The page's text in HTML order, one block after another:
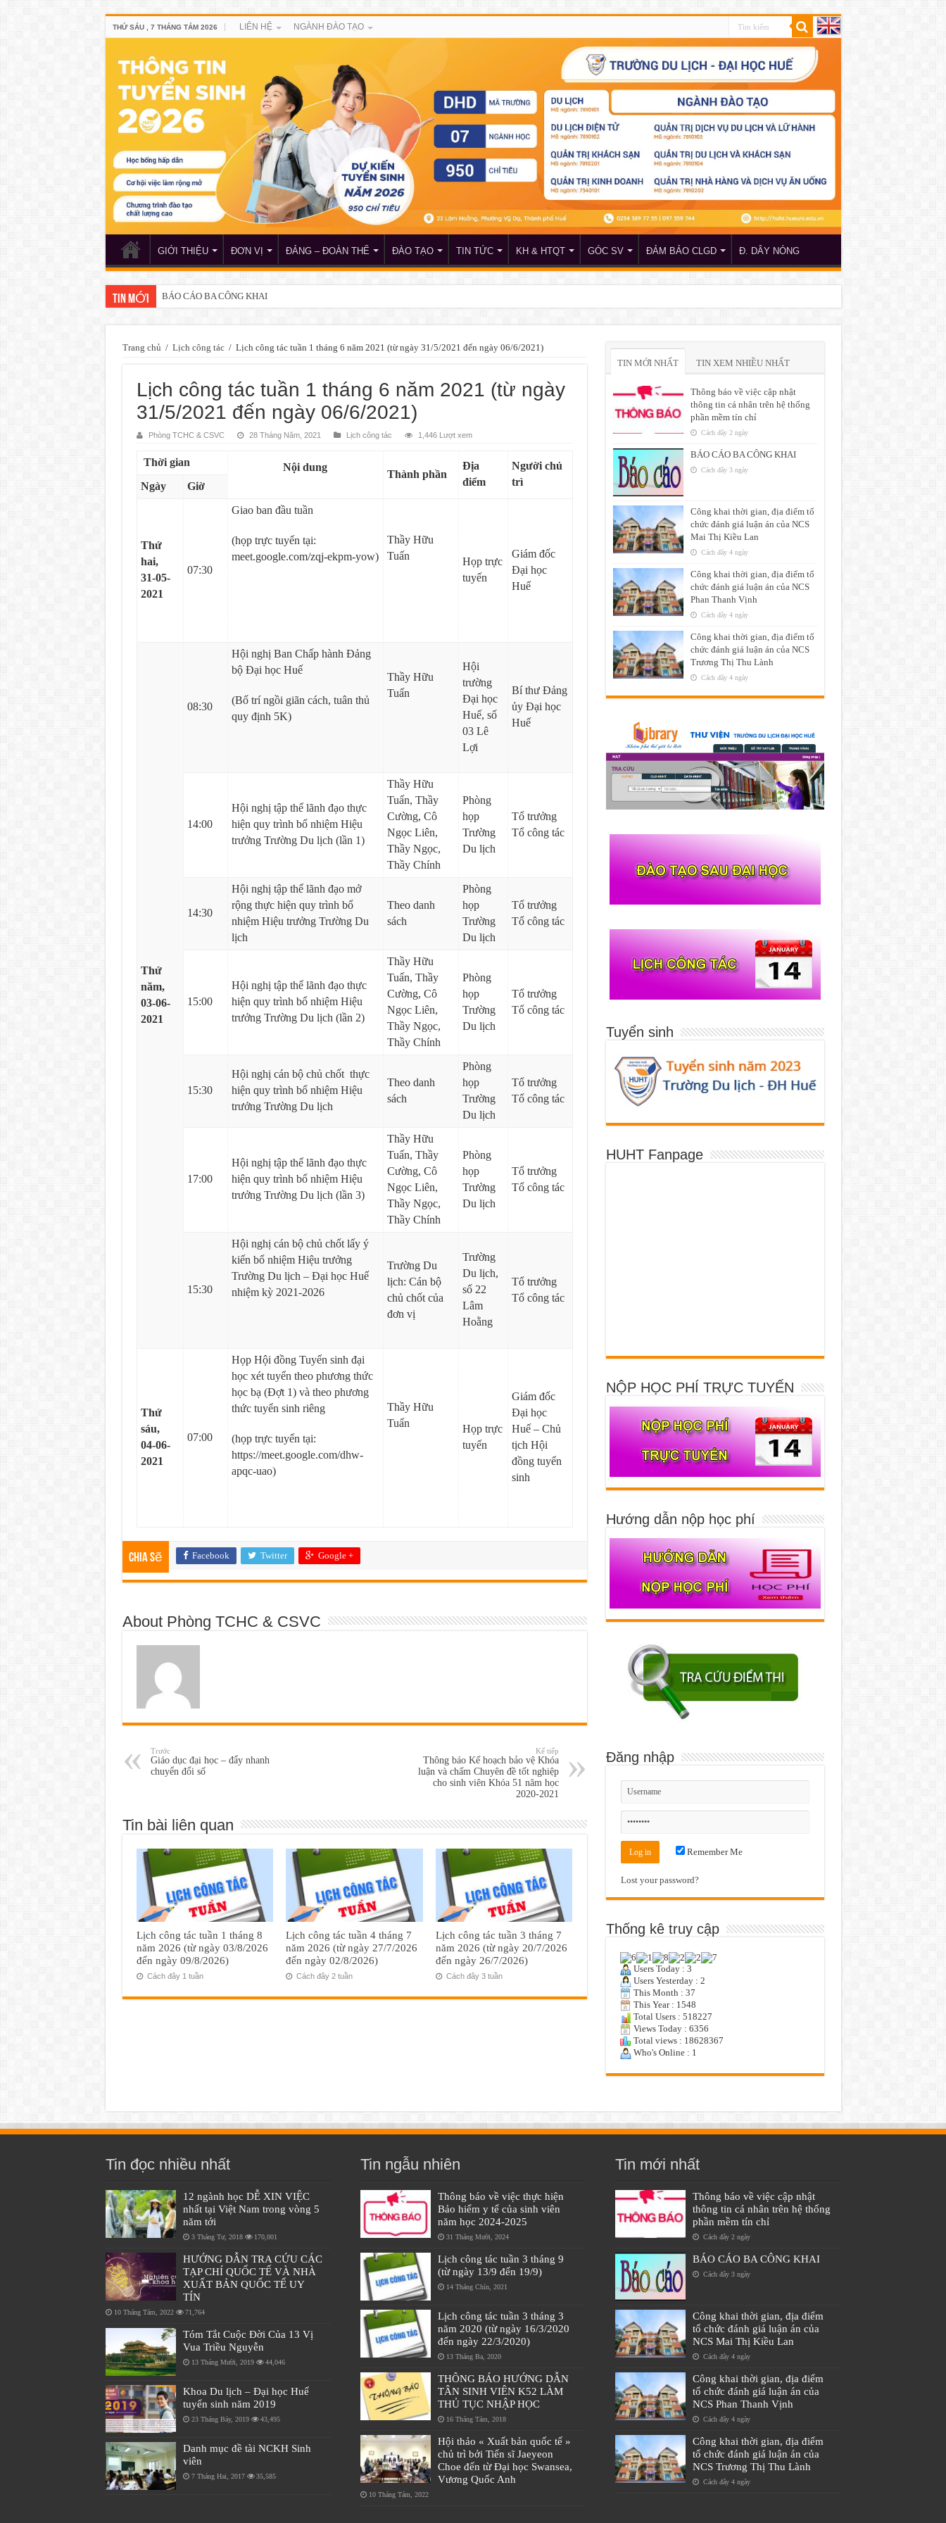
THỨ SÁU , 7 THÁNG TÁM 2026 LIÊN HỆ NGÀNH ĐÀO TẠO
GIỚI THIỆU ĐƠN VỊ ĐẢNG – ĐOÀN THỂ ĐÀO TẠO TIN TỨC KH & HTQT GÓC SV ĐẢM BẢO CLGD Đ. DÂY NÓNG
TIN MỚI BÁO CÁO BA CÔNG KHAI
Trang chủ / Lịch công tác / Lịch công tác tuần 1 tháng 6 năm 2021 (từ ngày 31/5/2021 đến ngày 06/6/2021)
Lịch công tác tuần 1 tháng 6 năm 2021 (từ ngày
31/5/2021 đến ngày 06/6/2021)
Phòng TCHC & CSVC 28 Tháng Năm, 2021 Lịch công tác 1,446 Lượt xem
Thời gian Nội dung
Thành phần
Địa
điểm
Người chủ
trì
Ngày Giờ
Thứ
hai,
31-05-
2021
07:30
Giao ban đầu tuần
(họp trực tuyến tại:
meet.google.com/zqj-ekpm-yow)
Thầy Hữu
Tuấn
Họp trực
tuyến
Giám đốc
Đại học
Huế
Thứ
năm,
03-06-
2021
08:30
Hội nghị Ban Chấp hành Đảng
bộ Đại học Huế
(Bố trí ngồi giãn cách, tuân thủ
quy định 5K)
Thầy Hữu
Tuấn
Hội
trường
Đại học
Huế, số
03 Lê
Lợi
Bí thư Đảng
ủy Đại học
Huế
14:00
Hội nghị tập thể lãnh đạo thực
hiện quy trình bổ nhiệm Hiệu
trưởng Trường Du lịch (lần 1)
Thầy Hữu
Tuấn, Thầy
Cường, Cô
Ngọc Liên,
Thầy Ngọc,
Thầy Chính
Phòng
họp
Trường
Du lịch
Tổ trưởng
Tổ công tác
14:30
Hội nghị tập thể lãnh đạo mở
rộng thực hiện quy trình bổ
nhiệm Hiệu trưởng Trường Du
lịch
Theo danh
sách
Phòng
họp
Trường
Du lịch
Tổ trưởng
Tổ công tác
15:00
Hội nghị tập thể lãnh đạo thực
hiện quy trình bổ nhiệm Hiệu
trưởng Trường Du lịch (lần 2)
Thầy Hữu
Tuấn, Thầy
Cường, Cô
Ngọc Liên,
Thầy Ngọc,
Thầy Chính
Phòng
họp
Trường
Du lịch
Tổ trưởng
Tổ công tác
15:30
Hội nghị cán bộ chủ chốt thực
hiện quy trình bổ nhiệm Hiệu
trưởng Trường Du lịch
Theo danh
sách
Phòng
họp
Trường
Du lịch
Tổ trưởng
Tổ công tác
17:00
Hội nghị tập thể lãnh đạo thực
hiện quy trình bổ nhiệm Hiệu
trưởng Trường Du lịch (lần 3)
Thầy Hữu
Tuấn, Thầy
Cường, Cô
Ngọc Liên,
Thầy Ngọc,
Thầy Chính
Phòng
họp
Trường
Du lịch
Tổ trưởng
Tổ công tác
15:30
Hội nghị cán bộ chủ chốt lấy ý
kiến bổ nhiệm Hiệu trưởng
Trường Du lịch – Đại học Huế
nhiệm kỳ 2021-2026
Trường Du
lịch: Cán bộ
chủ chốt của
đơn vị
Trường
Du lịch,
số 22
Lâm
Hoằng
Tổ trưởng
Tổ công tác
Thứ
sáu,
04-06-
2021
07:00
Họp Hội đồng Tuyển sinh đại
học xét tuyển theo phương thức
học bạ (Đợt 1) và theo phương
thức tuyển sinh riêng
(họp trực tuyến tại:
https://meet.google.com/dhw-
apqc-uao)
Thầy Hữu
Tuấn
Họp trực
tuyến
Giám đốc
Đại học
Huế – Chủ
tịch Hội
đồng tuyển
sinh
Chia sẽ Facebook Twitter Google +
About Phòng TCHC & CSVC
Trước
Giáo dục đại học – đẩy nhanh
chuyển đổi số
Kế tiếp
Thông báo Kế hoạch bảo vệ Khóa
luận và chấm Chuyên đề tốt nghiệp
cho sinh viên Khóa 51 năm học
2020-2021
Tin bài liên quan
Lịch công tác tuần 1 tháng 8
năm 2026 (từ ngày 03/8/2026
đến ngày 09/8/2026)
Cách đây 1 tuần
Lịch công tác tuần 4 tháng 7
năm 2026 (từ ngày 27/7/2026
đến ngày 02/8/2026)
Cách đây 2 tuần
Lịch công tác tuần 3 tháng 7
năm 2026 (từ ngày 20/7/2026
đến ngày 26/7/2026)
Cách đây 3 tuần
TIN MỚI NHẤT TIN XEM NHIỀU NHẤT
Thông báo về việc cập nhật
thông tin cá nhân trên hệ thống
phần mềm tín chỉ
Cách đây 2 ngày
BÁO CÁO BA CÔNG KHAI
Cách đây 3 ngày
Công khai thời gian, địa điểm tổ
chức đánh giá luận án của NCS
Mai Thị Kiều Lan
Cách đây 4 ngày
Công khai thời gian, địa điểm tổ
chức đánh giá luận án của NCS
Phan Thanh Vịnh
Cách đây 4 ngày
Công khai thời gian, địa điểm tổ
chức đánh giá luận án của NCS
Trương Thị Thu Lành
Cách đây 4 ngày
Tuyển sinh
HUHT Fanpage
NỘP HỌC PHÍ TRỰC TUYẾN
Hướng dẫn nộp học phí
Đăng nhập
Remember Me
Lost your password?
Thống kê truy cập
Users Today : 3
Users Yesterday : 2
This Month : 37
This Year : 1548
Total Users : 518227
Views Today : 6356
Total views : 18628367
Who's Online : 1
Tin đọc nhiều nhất
12 ngành học DỄ XIN VIỆC
nhất tại Việt Nam trong vòng 5
năm tới
3 Tháng Tư, 2018 170,001
HƯỚNG DẪN TRA CỨU CÁC
TẠP CHÍ QUỐC TẾ VÀ NHÀ
XUẤT BẢN QUỐC TẾ UY
TÍN
10 Tháng Tám, 2022 71,764
Tóm Tắt Cuộc Đời Của 13 Vị
Vua Triều Nguyễn
13 Tháng Mười, 2019 44,046
Khoa Du lịch – Đại học Huế
tuyển sinh năm 2019
23 Tháng Bảy, 2019 43,495
Danh mục đề tài NCKH Sinh
viên
7 Tháng Hai, 2017 35,585
Tin ngẫu nhiên
Thông báo về việc thực hiện
Bảo hiểm y tế của sinh viên
năm học 2024-2025
31 Tháng Mười, 2024
Lịch công tác tuần 3 tháng 9
(từ ngày 13/9 đến 19/9)
14 Tháng Chín, 2021
Lịch công tác tuần 3 tháng 3
năm 2020 (từ ngày 16/3/2020
đến ngày 22/3/2020)
13 Tháng Ba, 2020
THÔNG BÁO HƯỚNG DẪN
TÂN SINH VIÊN K52 LÀM
THỦ TỤC NHẬP HỌC
16 Tháng Tám, 2018
Hội thảo « Xuất bản quốc tế »
chủ trì bởi Tiến sĩ Jaeyeon
Choe đến từ Đại học Swansea,
Vương Quốc Anh
10 Tháng Tám, 2022
Tin mới nhất
Thông báo về việc cập nhật
thông tin cá nhân trên hệ thống
phần mềm tín chỉ
Cách đây 2 ngày
BÁO CÁO BA CÔNG KHAI
Cách đây 3 ngày
Công khai thời gian, địa điểm
tổ chức đánh giá luận án của
NCS Mai Thị Kiều Lan
Cách đây 4 ngày
Công khai thời gian, địa điểm
tổ chức đánh giá luận án của
NCS Phan Thanh Vịnh
Cách đây 4 ngày
Công khai thời gian, địa điểm
tổ chức đánh giá luận án của
NCS Trương Thị Thu Lành
Cách đây 4 ngày